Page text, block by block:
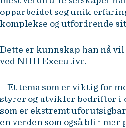
opparbeidet seg unik
komplekse og utfordrende
Dette er kunnskap han nå
ved NHH Executive.
– Et tema som er viktig for
styrer og utvikler bedrifter i
som er ekstremt
en verden som også blir